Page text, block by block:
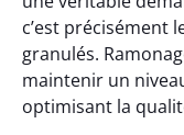
c’est précisément
granulés.
maintenir un
optimisant la